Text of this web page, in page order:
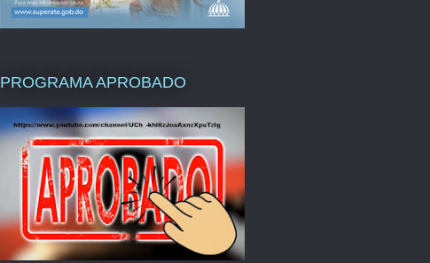
PROGRAMA APROBADO